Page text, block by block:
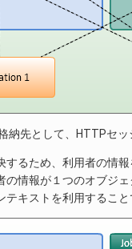
納先として、HTTPセ
するため、利用者の情
の情報が１つのオブジ
テキストを利用するこ